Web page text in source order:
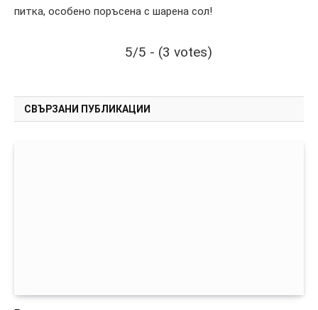
питка, особено поръсена с шарена сол!
5/5 - (3 votes)
СВЪРЗАНИ ПУБЛИКАЦИИ